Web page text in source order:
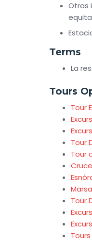
Otras
Terms
La
Tours
Tour
Tour
Tour
Tour